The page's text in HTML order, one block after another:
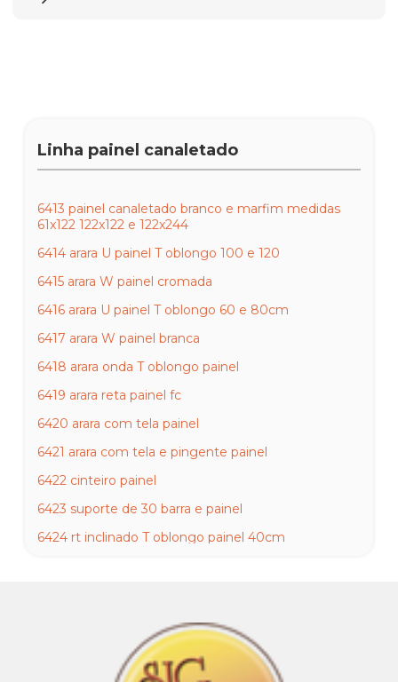
Linha painel canaletado
6413 painel canaletado branco e marfim medidas
61x122 122x122 e 122x244
6414 arara U painel T oblongo 100 e 120
6415 arara W painel cromada
6416 arara U painel T oblongo 60 e 80cm
6417 arara W painel branca
6418 arara onda T oblongo painel
6419 arara reta painel fc
6420 arara com tela painel
6421 arara com tela e pingente painel
6422 cinteiro painel
6423 suporte de 30 barra e painel
6424 rt inclinado T oblongo painel 40cm
6427 rt inclinado painel branco
6428 rt inclinado painel preto